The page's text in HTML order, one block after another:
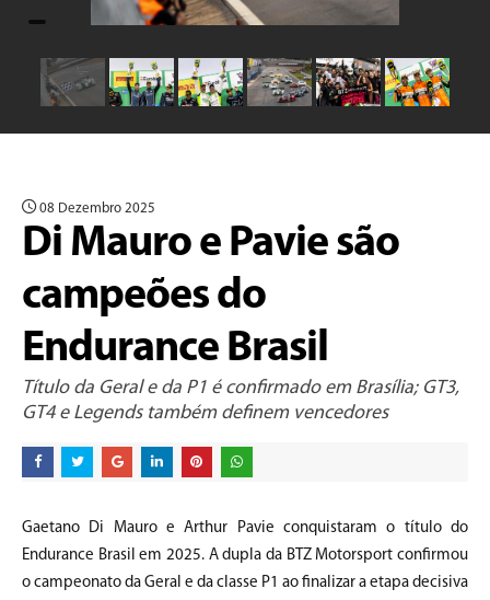
08 Dezembro 2025
Di Mauro e Pavie são
campeões do
Endurance Brasil
Título da Geral e da P1 é confirmado em Brasília; GT3,
GT4 e Legends também definem vencedores
Gaetano Di Mauro e Arthur Pavie conquistaram o título do
Endurance Brasil em 2025. A dupla da BTZ Motorsport confirmou
o campeonato da Geral e da classe P1 ao finalizar a etapa decisiva